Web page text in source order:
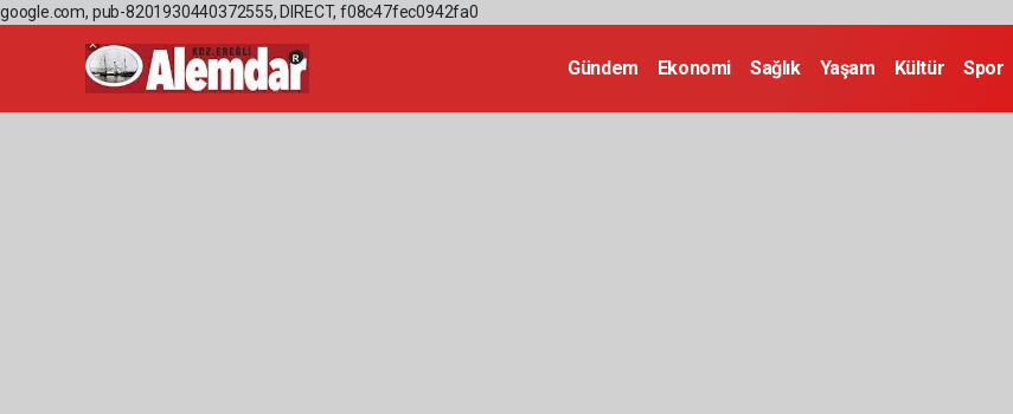
google.com, pub-8201930440372555, DIRECT, f08c47fec0942fa0
Gündem Ekonomi Sağlık Yaşam Kültür Spor